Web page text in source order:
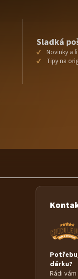
Sladká
Novinky a
Tipy na
dárku?
Rádi